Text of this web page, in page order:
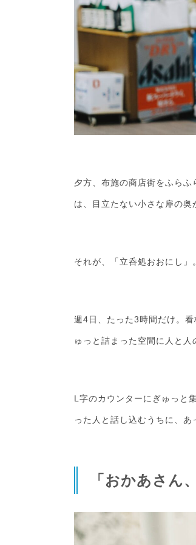
夕方、布施の商店街をふら
は、目立たない小さな扉の奥
それが、「立呑処おおにし」。
週4日、たった3時間だけ。
ゅっと詰まった空間に人と人
L字のカウンターにぎゅっと
った人と話し込むうちに、あ
「おかあさん